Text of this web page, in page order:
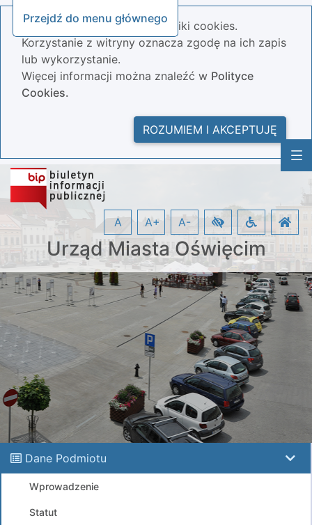
Przejdź do menu głównego
Nasza strona wykorzystuje pliki cookies.
Korzystanie z witryny oznacza zgodę na ich zapis
lub wykorzystanie.
Więcej informacji można znaleźć w Polityce
Cookies.
ROZUMIEM I AKCEPTUJĘ
Urząd Miasta Oświęcim
A A+ A-
Dane Podmiotu
Wprowadzenie
Statut